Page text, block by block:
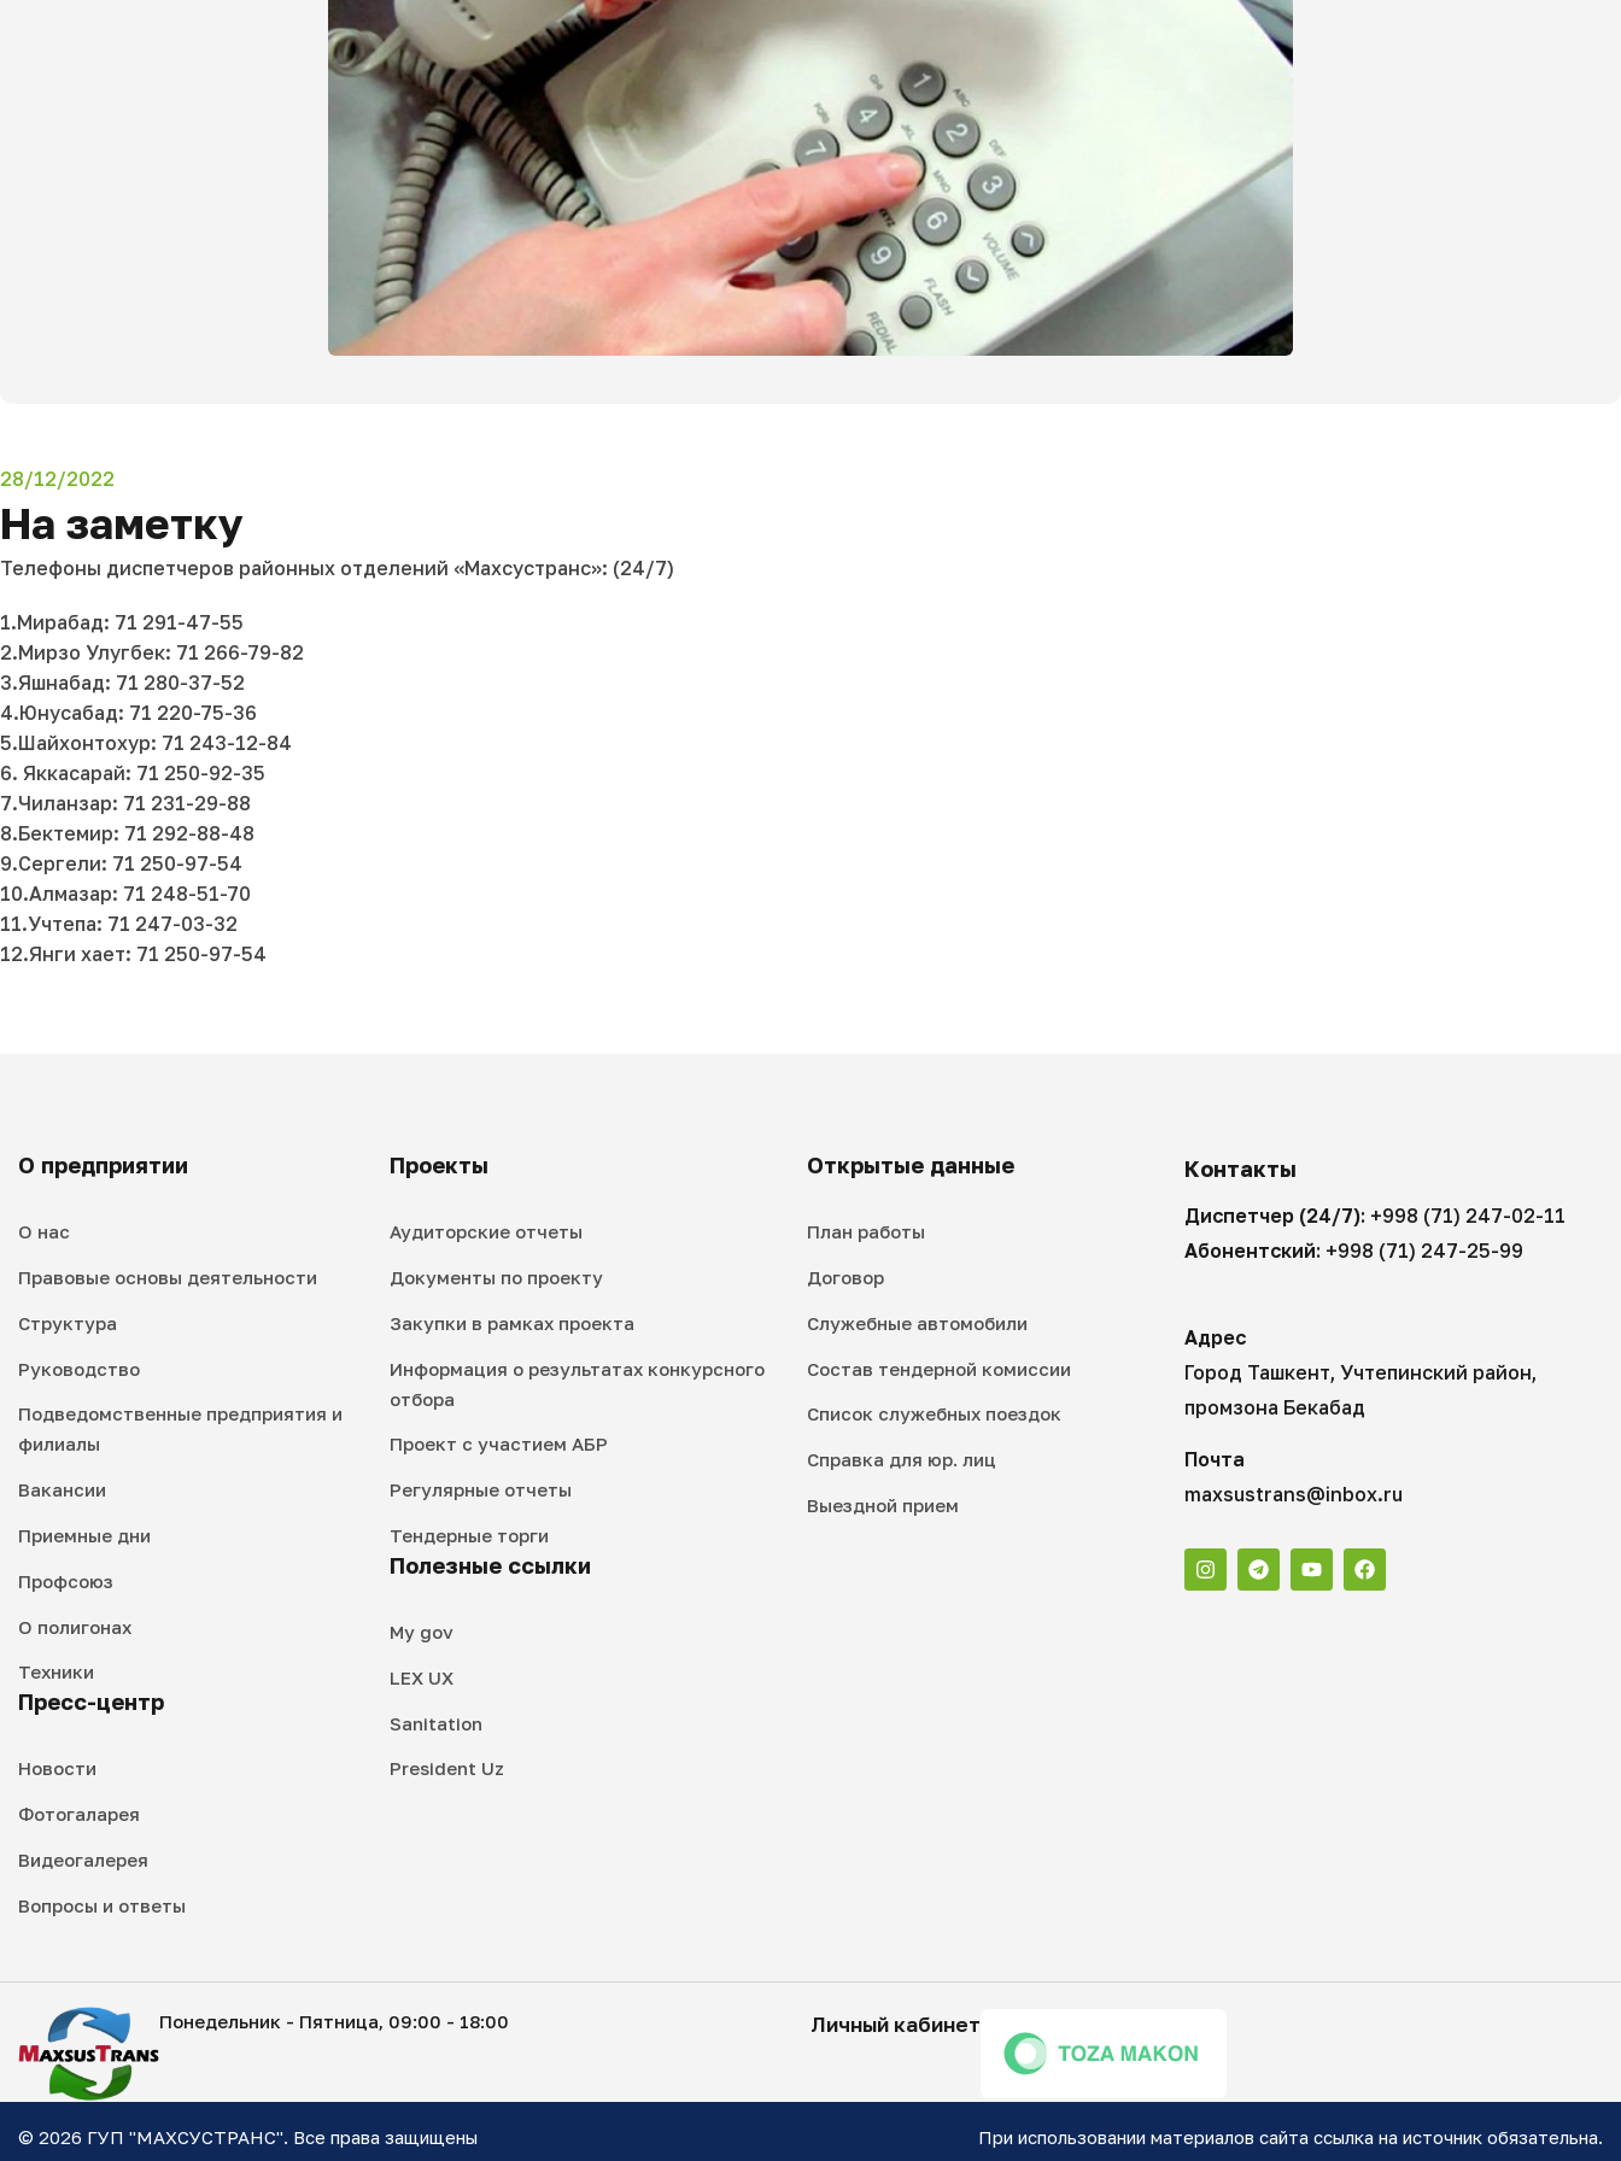
28/12/2022
На заметку
Телефоны диспетчеров районных отделений «Махсустранс»: (24/7)
1.Мирабад: 71 291-47-55
2.Мирзо Улугбек: 71 266-79-82
3.Яшнабад: 71 280-37-52
4.Юнусабад: 71 220-75-36
5.Шайхонтохур: 71 243-12-84
6. Яккасарай: 71 250-92-35
7.Чиланзар: 71 231-29-88
8.Бектемир: 71 292-88-48
9.Сергели: 71 250-97-54
10.Алмазар: 71 248-51-70
11.Учтепа: 71 247-03-32
12.Янги хает: 71 250-97-54
О предприятии
О нас
Правовые основы деятельности
Структура
Руководство
Подведомственные предприятия и
филиалы
Вакансии
Приемные дни
Профсоюз
О полигонах
Техники
Пресс-центр
Новости
Фотогаларея
Видеогалерея
Вопросы и ответы
Проекты
Аудиторские отчеты
Документы по проекту
Закупки в рамках проекта
Информация о результатах конкурсного
отбора
Проект с участием АБР
Регулярные отчеты
Тендерные торги
Полезные ссылки
My gov
LEX UX
Sanitation
President Uz
Открытые данные
План работы
Договор
Служебные автомобили
Состав тендерной комиссии
Список служебных поездок
Справка для юр. лиц
Выездной прием
Контакты
Диспетчер (24/7): +998 (71) 247-02-11
Абонентский: +998 (71) 247-25-99
Адрес
Город Ташкент, Учтепинский район,
промзона Бекабад
Почта
maxsustrans@inbox.ru
Понедельник - Пятница, 09:00 - 18:00 Личный кабинет
© 2026 ГУП "МАХСУСТРАНС". Все права защищены При использовании материалов сайта ссылка на источник обязательна.